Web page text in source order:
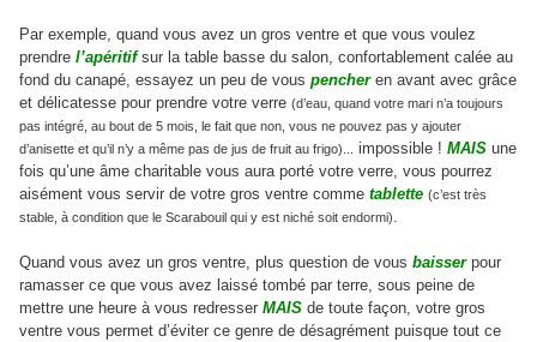
Par exemple, quand vous avez un gros ventre et que vous voulez
prendre l’apéritifsur la table basse du salon, confortablement calée au
fond du canapé, essayez un peu de vous pencheren avant avec grâce
et délicatesse pour prendre votre verre (d’eau, quand votre mari n’a toujours
pas intégré, au bout de 5 mois, le fait que non, vous ne pouvez pas y ajouter
d’anisette et qu’il n’y a même pas de jus de fruit au frigo)...
impossible ! MAIS une
fois qu’une âme charitable vous aura porté votre verre, vous pourrez
aisément vous servir de votre gros ventre comme tablette (c’est très
stable, à condition que le Scarabouil qui y est niché soit endormi).
Quand vous avez un gros ventre, plus question de vous baisserpour
ramasser ce que vous avez laissé tombé par terre, sous peine de
mettre une heure à vous redresser MAIS de toute façon, votre gros
ventre vous permet d’éviter ce genre de désagrément puisque tout ce